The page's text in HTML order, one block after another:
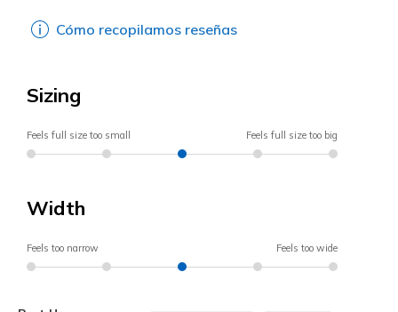
Cómo recopilamos reseñas
Sizing
Feels full size too small Feels full size too big
Width
Feels too narrow Feels too wide